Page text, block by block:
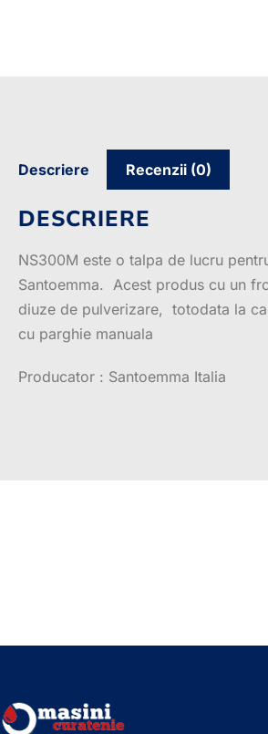
Descriere Recenzii (0)
DESCRIERE
NS300M este o talpa de lucru
Santoemma. Acest produs cu un
diuze de pulverizare, totodata la
cu parghie manuala
Producator : Santoemma Italia